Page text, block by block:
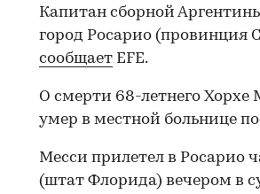
Капитан сборной
город Росарио (провинция
сообщает EFE.
О смерти 68-летнего Хорхе
умер в местной больнице
Месси прилетел в Росарио
(штат Флорида) вечером в